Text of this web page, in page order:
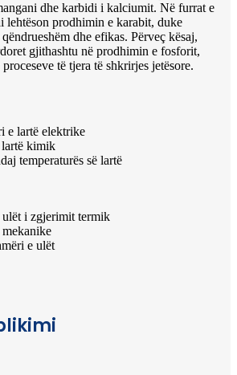
dhe karbidi i kalciumit. Në furrat e
lehtëson prodhimin e karabit, duke
dhe efikas. Përveç kësaj,
gjithashtu në prodhimin e fosforit,
të tjera të shkrirjes jetësore.
e lartë elektrike
kimik
temperaturës së lartë
i zgjerimit termik
e ulët